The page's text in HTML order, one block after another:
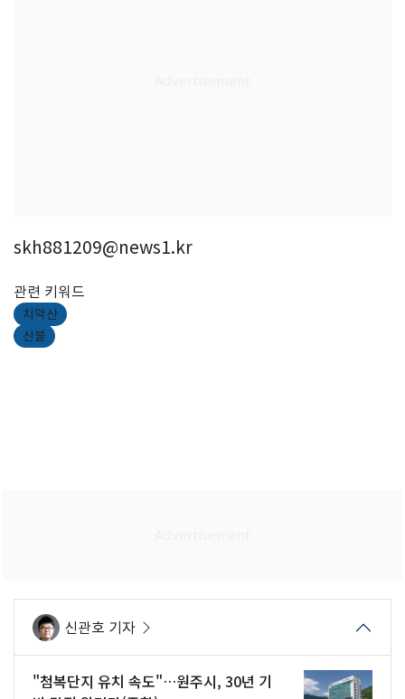
skh881209@news1.kr
관련 키워드
치악산
산불
신관호 기자
"첨복단지 유치 속도"…원주시, 30년 기